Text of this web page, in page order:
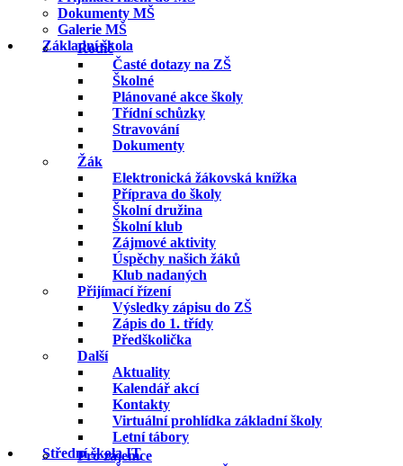
Dokumenty MŠ
Galerie MŠ
Základní škola
Rodič
Časté dotazy na ZŠ
Školné
Plánované akce školy
Třídní schůzky
Stravování
Dokumenty
Žák
Elektronická žákovská knížka
Příprava do školy
Školní družina
Školní klub
Zájmové aktivity
Úspěchy našich žáků
Klub nadaných
Přijímací řízení
Výsledky zápisu do ZŠ
Zápis do 1. třídy
Předškolička
Další
Aktuality
Kalendář akcí
Kontakty
Virtuální prohlídka základní školy
Letní tábory
Střední škola IT
Pro zájemce